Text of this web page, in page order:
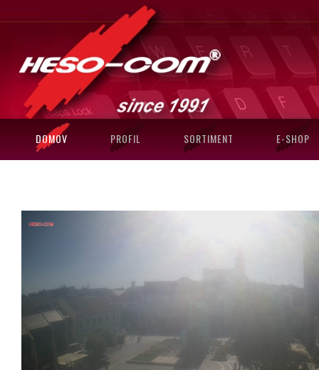
DOMOV PROFIL SORTIMENT E-SHOP